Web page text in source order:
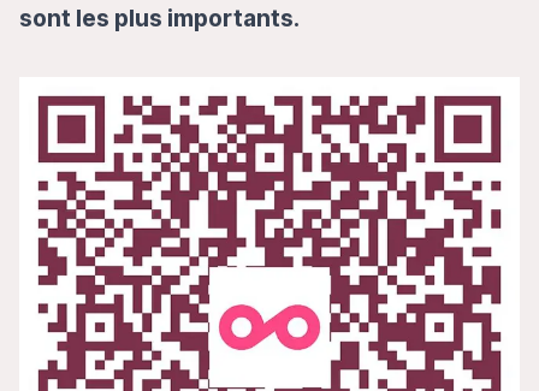
sont les plus importants.